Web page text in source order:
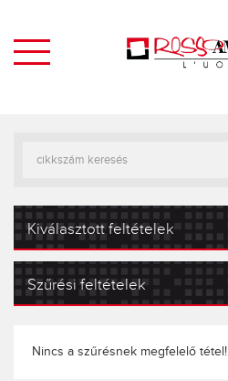
Kiválasztott feltételek
Szűrési feltételek
Nincs a szűrésnek megfelelő tétel!